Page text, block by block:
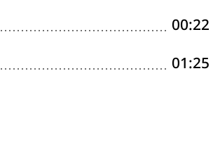
00:22
01:25